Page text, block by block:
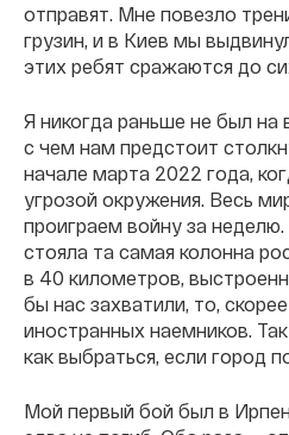
отправят. Мне повезло
грузин, и в Киев мы
этих ребят сражаются до
Я никогда раньше не был на
с чем нам предстоит
начале марта 2022 года,
угрозой окружения. Весь
проиграем войну за
стояла та самая колонна
в 40 километров,
бы нас захватили, то,
иностранных наемников.
как выбраться, если город
Мой первый бой был в